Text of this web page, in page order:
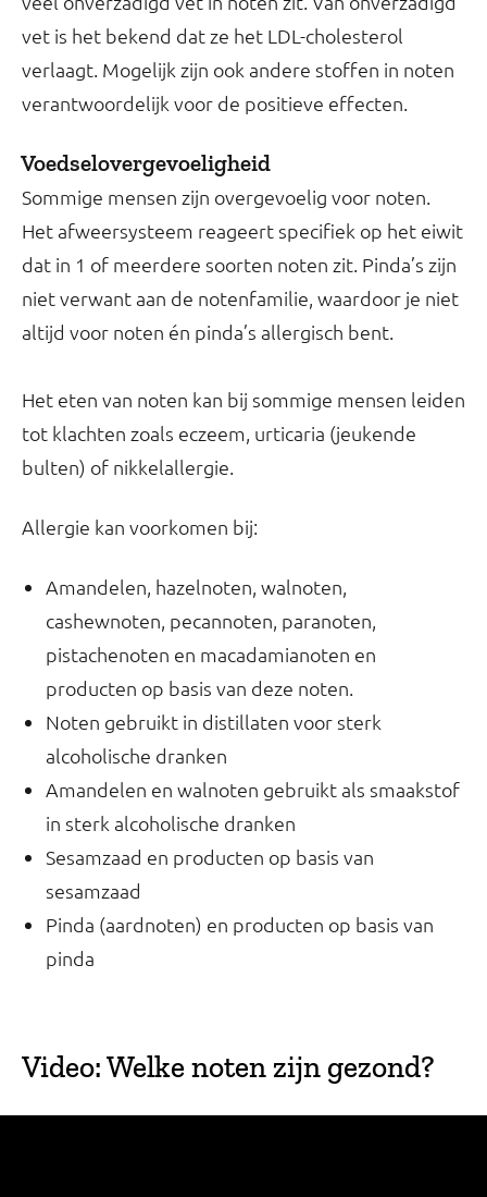
vet is het bekend dat ze het LDL-cholesterol
verlaagt. Mogelijk zijn ook andere stoffen in noten
verantwoordelijk voor de positieve effecten.
Voedselovergevoeligheid
Sommige mensen zijn overgevoelig voor noten.
Het afweersysteem reageert specifiek op het eiwit
dat in 1 of meerdere soorten noten zit. Pinda’s zijn
niet verwant aan de notenfamilie, waardoor je niet
altijd voor noten én pinda’s allergisch bent.
Het eten van noten kan bij sommige mensen leiden
tot klachten zoals eczeem, urticaria (jeukende
bulten) of nikkelallergie.
Allergie kan voorkomen bij:
Amandelen, hazelnoten, walnoten,
cashewnoten, pecannoten, paranoten,
pistachenoten en macadamianoten en
producten op basis van deze noten.
Noten gebruikt in distillaten voor sterk
alcoholische dranken
Amandelen en walnoten gebruikt als smaakstof
in sterk alcoholische dranken
Sesamzaad en producten op basis van
sesamzaad
Pinda (aardnoten) en producten op basis van
pinda
Video: Welke noten zijn gezond?